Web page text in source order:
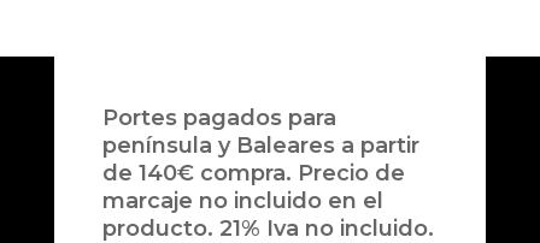
Portes pagados para
península y Baleares a partir
de 140€ compra. Precio de
marcaje no incluido en el
producto. 21% Iva no incluido.